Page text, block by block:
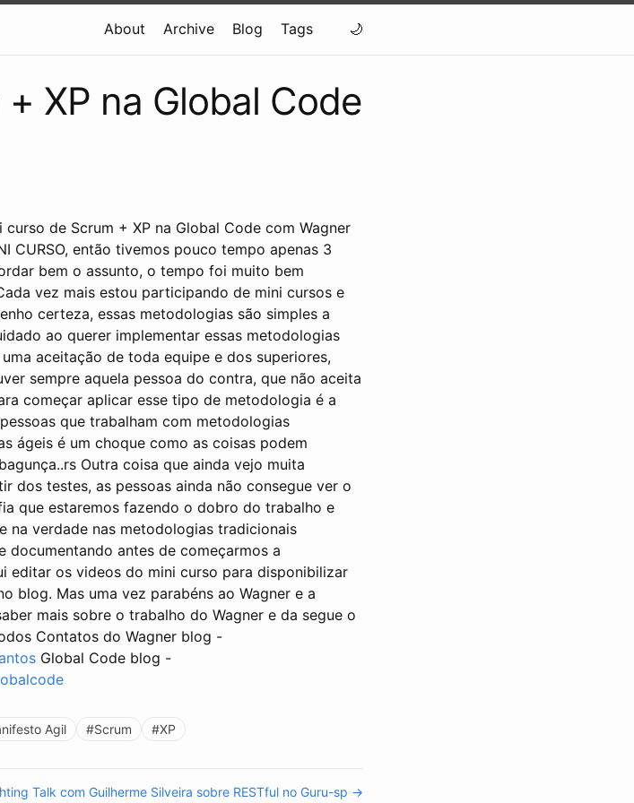
About Archive Blog Tags
XP na Global Code
de Scrum + XP na Global Code com Wagner
CURSO, então tivemos pouco tempo apenas 3
bem o assunto, o tempo foi muito bem
vez mais estou participando de mini cursos e
certeza, essas metodologias são simples a
ao querer implementar essas metodologias
aceitação de toda equipe e dos superiores,
sempre aquela pessoa do contra, que não aceita
começar aplicar esse tipo de metodologia é a
que trabalham com metodologias
ágeis é um choque como as coisas podem
Outra coisa que ainda vejo muita
dos testes, as pessoas ainda não consegue ver o
que estaremos fazendo o dobro do trabalho e
na verdade nas metodologias tradicionais
antes de começarmos a
editar os videos do mini curso para disponibilizar
blog. Mas uma vez parabéns ao Wagner e a
mais sobre o trabalho do Wagner e da segue o
Contatos do Wagner blog -
Global Code blog -
Agil #Scrum #XP
Talk com Guilherme Silveira sobre RESTful no Guru-sp →